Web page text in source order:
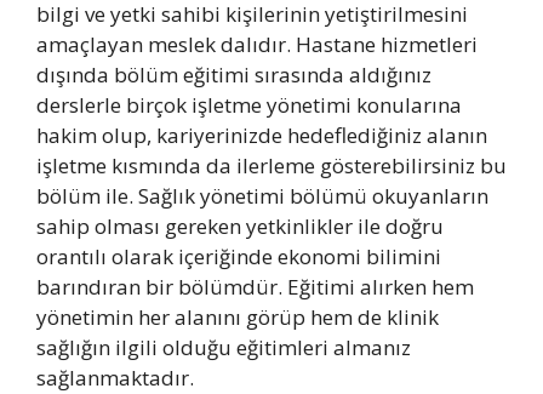
bilgi ve yetki sahibi kişilerinin yetiştirilmesini
amaçlayan meslek dalıdır. Hastane hizmetleri
dışında bölüm eğitimi sırasında aldığınız
derslerle birçok işletme yönetimi konularına
hakim olup, kariyerinizde hedeflediğiniz alanın
işletme kısmında da ilerleme gösterebilirsiniz bu
bölüm ile. Sağlık yönetimi bölümü okuyanların
sahip olması gereken yetkinlikler ile doğru
orantılı olarak içeriğinde ekonomi bilimini
barındıran bir bölümdür. Eğitimi alırken hem
yönetimin her alanını görüp hem de klinik
sağlığın ilgili olduğu eğitimleri almanız
sağlanmaktadır.